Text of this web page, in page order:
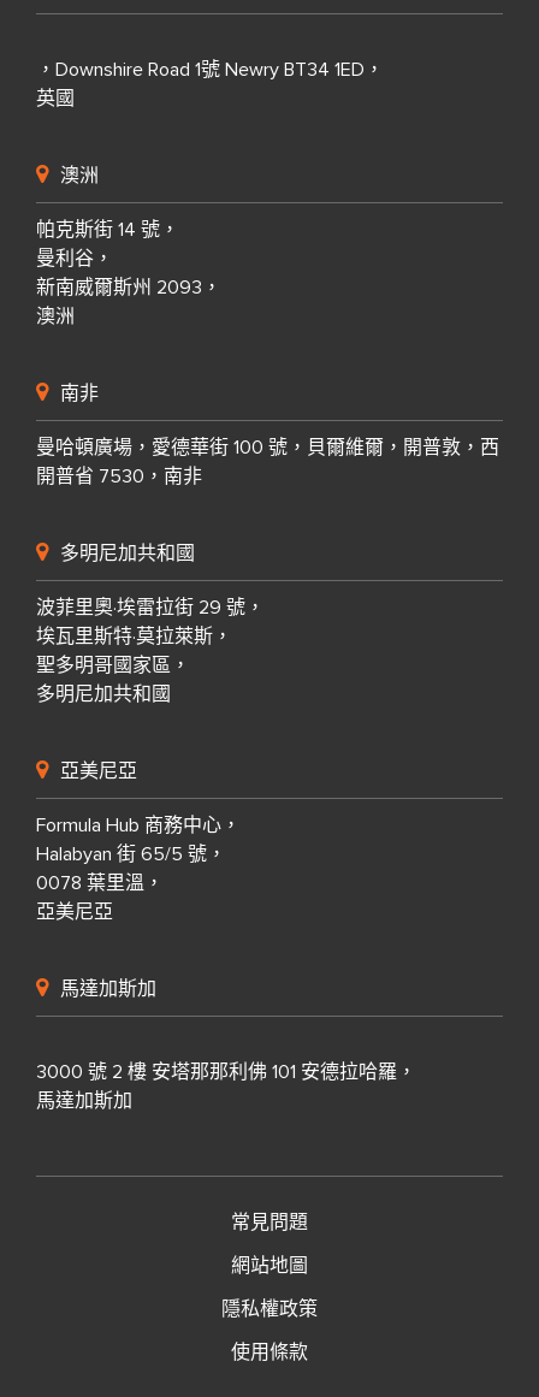
，Downshire Road 1號 Newry BT34 1ED，
英國
澳洲
帕克斯街 14 號，
曼利谷，
新南威爾斯州 2093，
澳洲
南非
曼哈頓廣場，愛德華街 100 號，貝爾維爾，開普敦，西
開普省 7530，南非
多明尼加共和國
波菲里奧·埃雷拉街 29 號，
埃瓦里斯特·莫拉萊斯，
聖多明哥國家區，
多明尼加共和國
亞美尼亞
Formula Hub 商務中心，
Halabyan 街 65/5 號，
0078 葉里溫，
亞美尼亞
馬達加斯加
3000 號 2 樓 安塔那那利佛 101 安德拉哈羅，
馬達加斯加
常見問題
網站地圖
隱私權政策
使用條款